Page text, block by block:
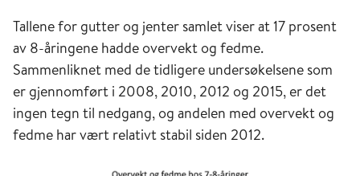
Tallene for gutter og jenter samlet viser at 17 prosent
av 8-åringene hadde overvekt og fedme.
Sammenliknet med de tidligere undersøkelsene som
er gjennomført i 2008, 2010, 2012 og 2015, er det
ingen tegn til nedgang, og andelen med overvekt og
fedme har vært relativt stabil siden 2012.